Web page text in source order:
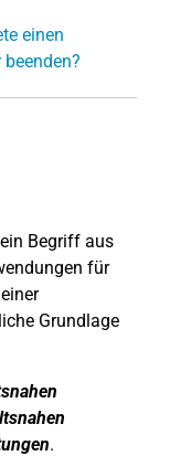
einen
Begriff aus
für
Grundlage
.